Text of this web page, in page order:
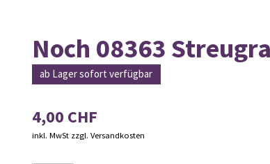
Noch 08363
ab Lager sofort verfügbar
4,00 CHF
inkl. MwSt zzgl. Versandkosten